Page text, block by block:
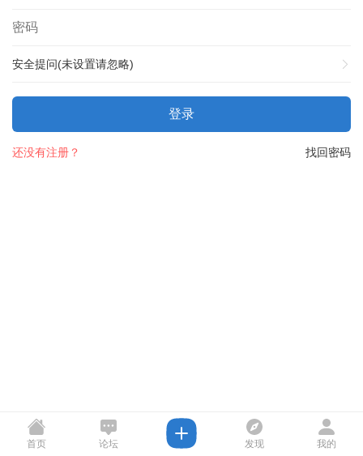
安全提问(未设置请忽略)
登录
找回密码
还没有注册？
首页 论坛 发现 我的